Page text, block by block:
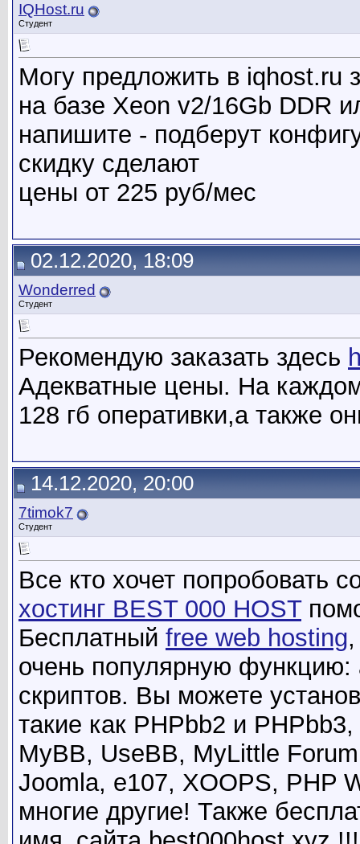
IQHost.ru
Студент
Могу предложить в iqhost.ru
на базе Xeon v2/16Gb DDR
напишите - подберут
скидку сделают
цены от 225 руб/мес
02.12.2020, 18:09
Wonderred
Студент
Рекомендую заказать здесь
Адекватные цены. На
128 гб оперативки,а также
14.12.2020, 20:00
7timok7
Студент
Все кто хочет попробовать
хостинг BEST 000 HOST
Бесплатный free web hosting
очень популярную функцию:
скриптов. Вы можете
такие как PHPbb2 и
MyBB, UseBB, MyLittle
Joomla, e107, XOOPS, PHP
многие другие! Также